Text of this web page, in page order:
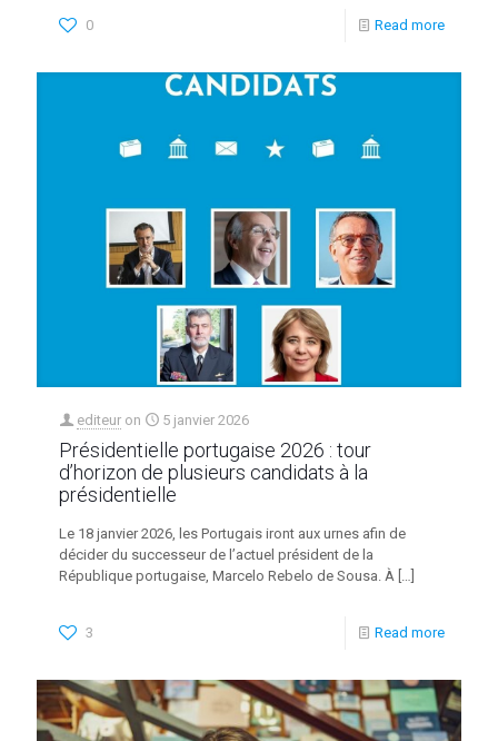
0 Read more
editeur on 5 janvier 2026
Présidentielle portugaise 2026 : tour
d’horizon de plusieurs candidats à la
présidentielle
Le 18 janvier 2026, les Portugais iront aux urnes afin de
décider du successeur de l’actuel président de la
République portugaise, Marcelo Rebelo de Sousa. À […]
3 Read more